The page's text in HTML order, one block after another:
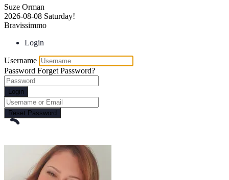
Suze Orman
2026-08-08 Saturday!
Bravissimmo
Login
Username
Password Forget Password?
Login
Reset Password